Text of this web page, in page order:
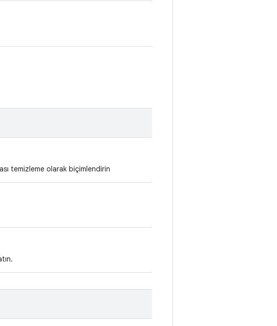
temizleme olarak biçimlendirin